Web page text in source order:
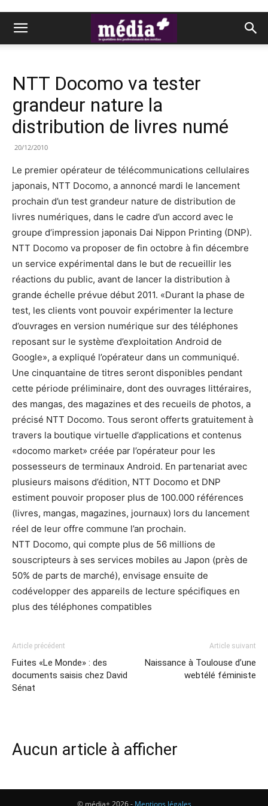
NTT Docomo va tester
grandeur nature la
distribution de livres numé
20/12/2010
Le premier opérateur de télécommunications cellulaires
japonais, NTT Docomo, a annoncé mardi le lancement
prochain d’un test grandeur nature de distribution de
livres numériques, dans le cadre d’un accord avec le
groupe d’impression japonais Dai Nippon Printing (DNP).
NTT Docomo va proposer de fin octobre à fin décembre
un service expérimental dans le but de recueillir les
réactions du public, avant de lancer la distribution à
grande échelle prévue début 2011. «Durant la phase de
test, les clients vont pouvoir expérimenter la lecture
d’ouvrages en version numérique sur des téléphones
reposant sur le système d’exploitation Android de
Google», a expliqué l’opérateur dans un communiqué.
Une cinquantaine de titres seront disponibles pendant
cette période préliminaire, dont des ouvrages littéraires,
des mangas, des magazines et des recueils de photos, a
précisé NTT Docomo. Tous seront offerts gratuitement à
travers la boutique virtuelle d’applications et contenus
«docomo market» créée par l’opérateur pour les
possesseurs de terminaux Android. En partenariat avec
plusieurs maisons d’édition, NTT Docomo et DNP
estiment pouvoir proposer plus de 100.000 références
(livres, mangas, magazines, journaux) lors du lancement
réel de leur offre commune l’an prochain.
NTT Docomo, qui compte plus de 56 millions de
souscripteurs à ses services mobiles au Japon (près de
50% de parts de marché), envisage ensuite de
codévelopper des appareils de lecture spécifiques en
plus des téléphones compatibles
Article précédent
Fuites «Le Monde» : des
documents saisis chez David
Sénat
Article suivant
Naissance à Toulouse d’une
webtélé féministe
Aucun article à afficher
© média+ 2026 - Mentions légales